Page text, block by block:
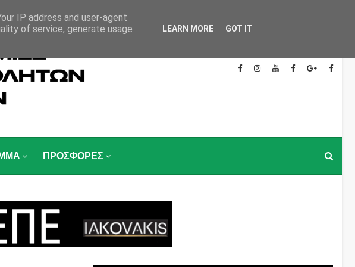
ΠΡΟΣΦΟΡΕΣ
IP address and user-agent
of service, generate usage
LEARN MORE GOT IT